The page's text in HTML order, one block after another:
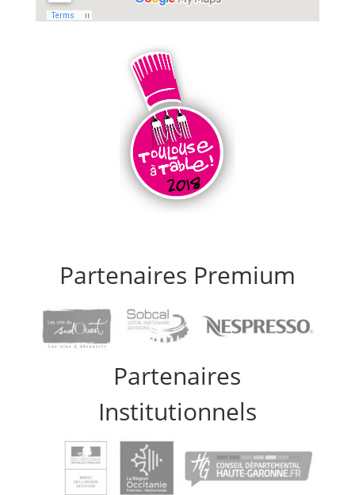
Partenaires Premium
Partenaires
Institutionnels